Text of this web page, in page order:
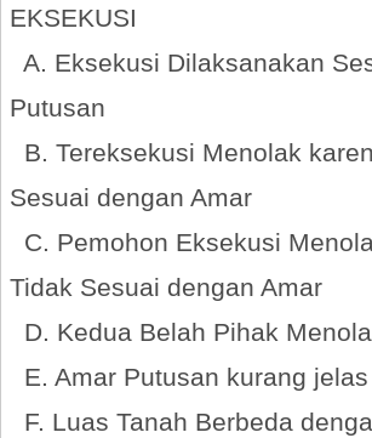
EKSEKUSI
A. Eksekusi Dilaksanakan
Putusan
B. Tereksekusi Menolak
Sesuai dengan Amar
C. Pemohon Eksekusi
Tidak Sesuai dengan Amar
D. Kedua Belah Pihak
E. Amar Putusan kurang jelas
F. Luas Tanah Berbeda